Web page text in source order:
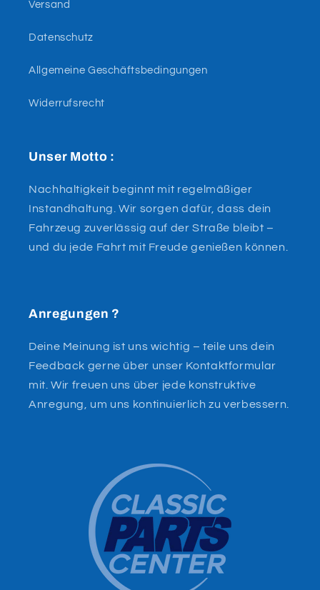
Versand
Datenschutz
Allgemeine Geschäftsbedingungen
Widerrufsrecht
Unser Motto :
Nachhaltigkeit beginnt mit regelmäßiger
Instandhaltung. Wir sorgen dafür, dass dein
Fahrzeug zuverlässig auf der Straße bleibt –
und du jede Fahrt mit Freude genießen können.
Anregungen ?
Deine Meinung ist uns wichtig – teile uns dein
Feedback gerne über unser Kontaktformular
mit. Wir freuen uns über jede konstruktive
Anregung, um uns kontinuierlich zu verbessern.